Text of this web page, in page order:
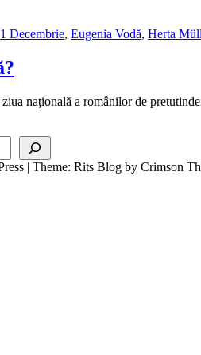
1 Decembrie, Eugenia Vodă, Herta
naţională a românilor de
| Theme: Rits Blog by Crimson